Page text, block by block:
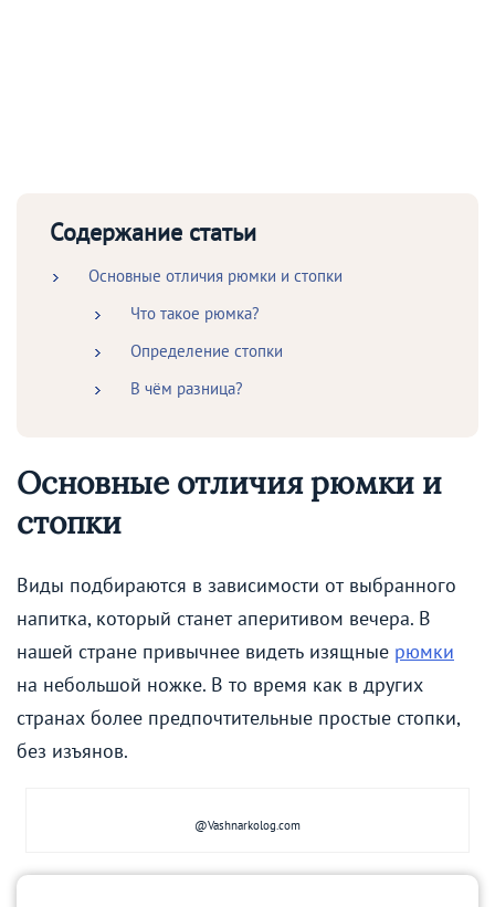
Содержание статьи
Основные отличия рюмки и стопки
Что такое рюмка?
Определение стопки
В чём разница?
Основные отличия рюмки и
стопки
Виды подбираются в зависимости от выбранного
напитка, который станет аперитивом вечера. В
нашей стране привычнее видеть изящные рюмки
на небольшой ножке. В то время как в других
странах более предпочтительные простые стопки,
без изъянов.
@Vashnarkolog.com